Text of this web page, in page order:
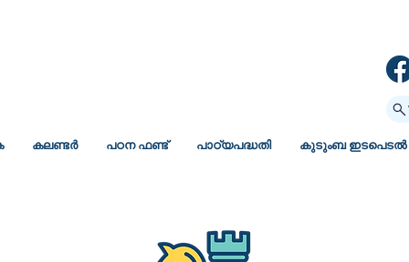
കലണ്ടർ പഠന ഫണ്ട് പാഠ്യപദ്ധതി കുടുംബ ഇടപെടൽ